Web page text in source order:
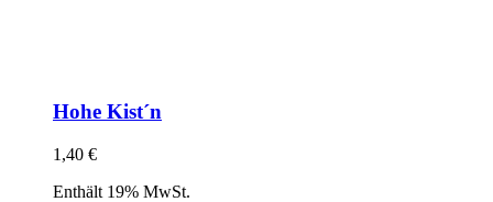
Hohe Kist´n
1,40 €
Enthält 19% MwSt.